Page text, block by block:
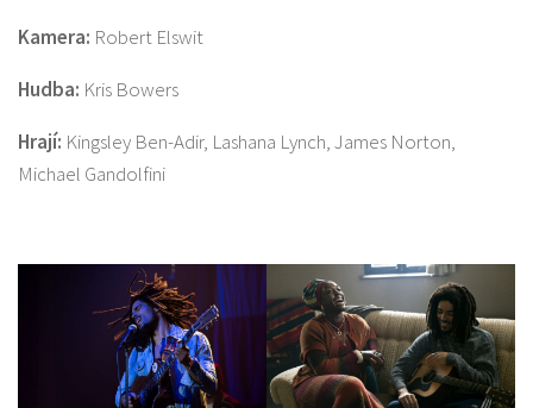
Kamera: Robert Elswit
Hudba: Kris Bowers
Hrají: Kingsley Ben-Adir, Lashana Lynch, James Norton,
Michael Gandolfini